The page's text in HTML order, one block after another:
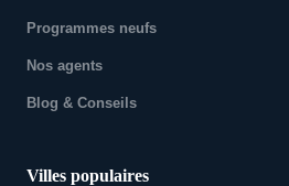
Programmes neufs
Nos agents
Blog & Conseils
Villes populaires